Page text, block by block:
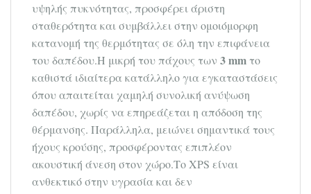
υψηλής πυκνότητας, προσφέρει άριστη
σταθερότητα και συμβάλλει στην ομοιόμορφη
κατανομή της θερμότητας σε όλη την επιφάνεια
του δαπέδου.Η μικρή του πάχους των 3 mmτο
καθιστά ιδιαίτερα κατάλληλο για εγκαταστάσεις
όπου απαιτείται χαμηλή συνολική ανύψωση
δαπέδου, χωρίς να επηρεάζεται η απόδοση της
θέρμανσης. Παράλληλα, μειώνει σημαντικά τους
ήχους κρούσης, προσφέροντας επιπλέον
ακουστική άνεση στον χώρο.Το XPS είναι
ανθεκτικό στην υγρασία και δεν